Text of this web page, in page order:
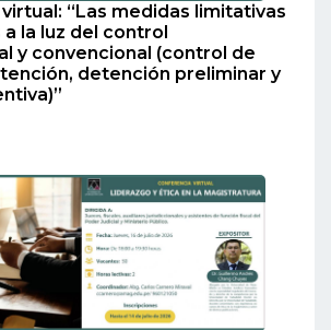
“Las medidas limitativas
la luz del control
y convencional (control de
detención preliminar y